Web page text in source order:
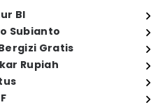
BI
Subianto
Gratis
Rupiah